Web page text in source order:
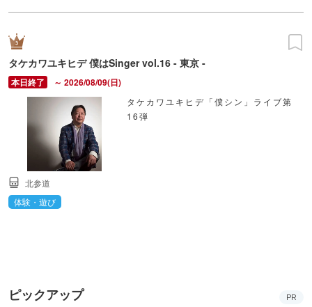
タケカワユキヒデ 僕はSinger vol.16 - 東京 -
～ 2026/08/09(日)
タケカワユキヒデ「僕シン」ライブ第
16弾
北参道
体験・遊び
ピックアップ PR